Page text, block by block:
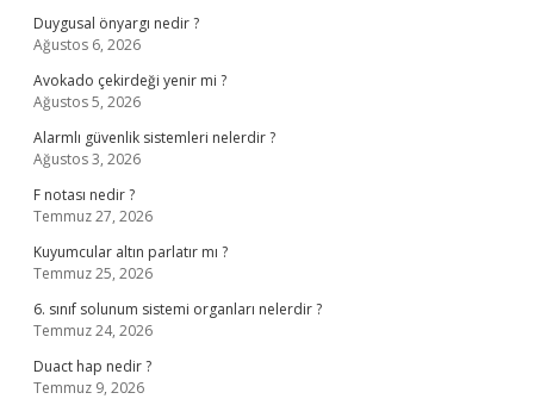
Duygusal önyargı nedir ?
Ağustos 6, 2026
Avokado çekirdeği yenir mi ?
Ağustos 5, 2026
Alarmlı güvenlik sistemleri nelerdir ?
Ağustos 3, 2026
F notası nedir ?
Temmuz 27, 2026
Kuyumcular altın parlatır mı ?
Temmuz 25, 2026
6. sınıf solunum sistemi organları nelerdir ?
Temmuz 24, 2026
Duact hap nedir ?
Temmuz 9, 2026